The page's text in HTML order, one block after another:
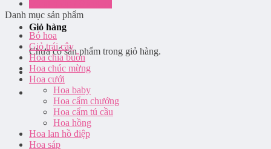
Giỏ hàng
Chưa có sản phẩm trong giỏ hàng.
Danh mục sản phẩm
Bó hoa
Giỏ trái cây
Hoa chia buồn
Hoa chúc mừng
Hoa cưới
Hoa baby
Hoa cẩm chướng
Hoa cẩm tú cầu
Hoa hồng
Hoa lan hồ điệp
Hoa sáp